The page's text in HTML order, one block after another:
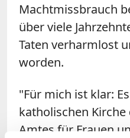
Machtmissbrauch
über viele
Taten verharmlost
worden.
"Für mich ist klar:
katholischen
Amtes für Frauen